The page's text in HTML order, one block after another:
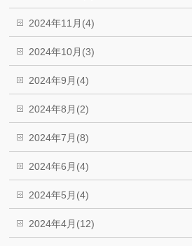
2024年11月(4)
2024年10月(3)
2024年9月(4)
2024年8月(2)
2024年7月(8)
2024年6月(4)
2024年5月(4)
2024年4月(12)